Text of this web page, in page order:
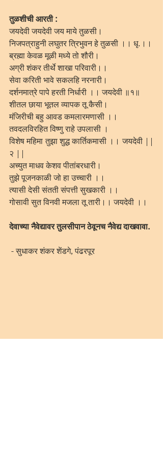
तुळशीची आरती :
जयदेवी जयदेवी जय माये तुळसी।
निजपत्राहुनी लघुतर त्रिभुवन हे तुळसी ।। धृ.।।
ब्रह्मा केवळ मूळी मध्ये तो शौरी।
अग्री शंकर तीर्थे शाखा परिवारी।।
सेवा करिती भावे सकलहि नरनारी।
दर्शनमात्रे पापे हरती निर्धारी ।। जयदेवी ॥१॥
शीतल छाया भूतल व्यापक तू कैसी।
मंजिरीची बहु आवड कमलारमणासी ।।
तवदलविरहित विष्णु राहे उपलासी ।
विशेष महिमा तुझा शुद्ध कार्तिकमासी ।। जयदेवी ||
२ ||
अच्युत माधव केशव पीतांबरधारी।
तुझे पूजनकाळी जो हा उच्चारी ।।
त्यासी देसी संतती संपत्ती सुखकारी ।।
गोसावी सुत विनवी मजला तू तारी।। जयदेवी ।।
देवाच्या नैवेद्यावर तुलसीपान ठेवूनच नैवेद्य दाखवावा.
- सुधाकर शंकर शेंडगे, पंढरपूर